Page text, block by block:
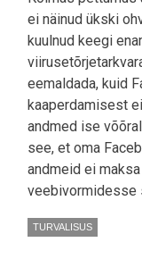
ei näinud ükski
kuulnud keegi
eemaldada, kuid
kaaperdamisest
andmed ise
see, et oma
andmeid ei
veebivormidesse
TURVALISUS